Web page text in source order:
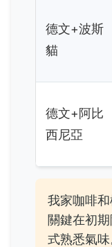
德文+波斯
貓
德文+阿比
西尼亞
我家咖啡和
關鍵在初
式熟悉氣